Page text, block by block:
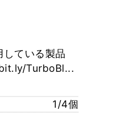
している製品
TurboBl...
1/4個